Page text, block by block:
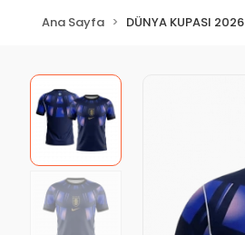
Ana Sayfa DÜNYA KUPASI 2026